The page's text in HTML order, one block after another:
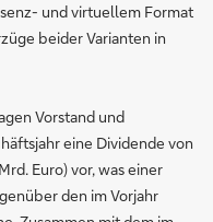
und virtuellem Format
beider Varianten in
Vorstand und
eine Dividende von
Euro) vor, was einer
den im Vorjahr